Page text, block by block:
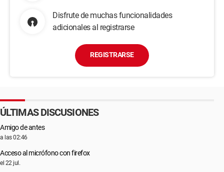
Disfrute de muchas funcionalidades
adicionales al registrarse
REGISTRARSE
ÚLTIMAS DISCUSIONES
Amigo de antes
a las 02:46
Acceso al micrófono con firefox
el 22 jul.